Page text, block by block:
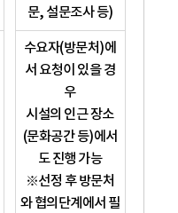
문, 설문조사 등)
수요자(방문처)에
서 요청이 있을 경
우
시설의 인근 장소
(문화공간 등)에서
도 진행 가능
※선정 후 방문처
와 협의단계에서 필